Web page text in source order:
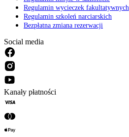
Regulamin wycieczek fakultatywnych
Regulamin szkoleń narciarskich
Bezpłatna zmiana rezerwacji
Social media
Kanały płatności